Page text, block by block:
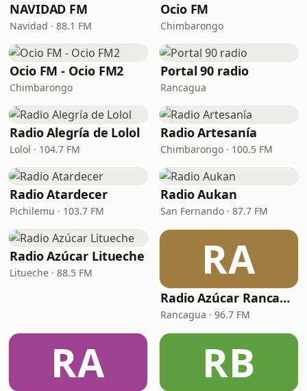
NAVIDAD FM
Navidad · 88.1 FM
Ocio FM
Chimbarongo
Ocio FM - Ocio FM2
Chimbarongo
Portal 90 radio
Rancagua
Radio Alegría de Lolol
Lolol · 104.7 FM
Radio Artesanía
Chimbarongo · 100.5 FM
Radio Atardecer
Pichilemu · 103.7 FM
Radio Aukan
San Fernando · 87.7 FM
Radio Azúcar Litueche
Litueche · 88.5 FM RA
Radio Azúcar Rancagua
Rancagua · 96.7 FM
RA RB